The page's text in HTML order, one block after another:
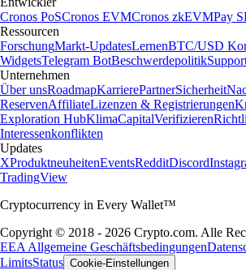
Cronos PoSCronos EVMCronos zkEVMPay
Ressourcen
ForschungMarkt-UpdatesLernenBTC/USD
WidgetsTelegram BotBeschwerdepolitik
Unternehmen
Über unsRoadmapKarrierePartnerSicherheit
ReservenAffiliateLizenzen & Registrierungen
Exploration HubKlimaCapitalVerifizieren
Interessenkonflikten
Updates
XProduktneuheitenEventsRedditDiscord
TradingView
Cryptocurrency in Every Wallet™
Copyright © 2018 - 2026 Crypto.com. Alle
EEA Allgemeine Geschäftsbedingungen
LimitsStatus Cookie-Einstellungen